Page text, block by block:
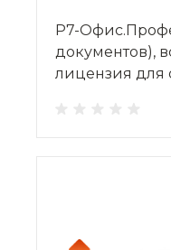
Р7-
документов),
лицензия для